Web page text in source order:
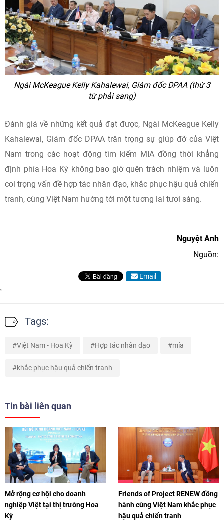
Ngài McKeague Kelly Kahalewai, Giám đốc DPAA (thứ 3
từ phải sang)
Đánh giá về những kết quả đạt được, Ngài McKeague Kelly
Kahalewai, Giám đốc DPAA trân trọng sự giúp đỡ của Việt
Nam trong các hoạt động tìm kiếm MIA đồng thời khẳng
định phía Hoa Kỳ không bao giờ quên trách nhiệm và luôn
coi trọng vấn đề hợp tác nhân đạo, khắc phục hậu quả chiến
tranh, cùng Việt Nam hướng tới một tương lai tươi sáng.
Nguyệt Anh
Nguồn:
Email
Tags:
Việt Nam - Hoa Kỳ Hợp tác nhân đạo mía
khắc phục hậu quả chiến tranh
Tin bài liên quan
Mở rộng cơ hội cho doanh
nghiệp Việt tại thị trường Hoa
Kỳ
Friends of Project RENEW đồng
hành cùng Việt Nam khắc phục
hậu quả chiến tranh